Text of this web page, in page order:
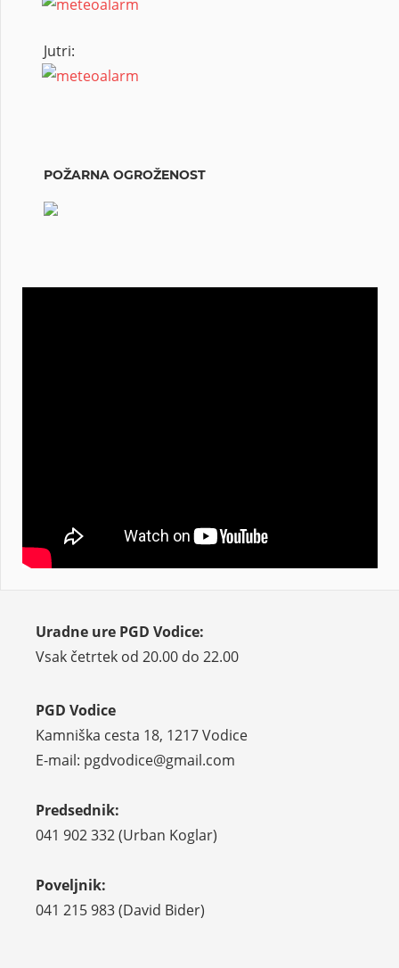
Jutri:
POŽARNA OGROŽENOST
Uradne ure PGD Vodice:
Vsak četrtek od 20.00 do 22.00
PGD Vodice
Kamniška cesta 18, 1217 Vodice
E-mail: pgdvodice@gmail.com
Predsednik:
041 902 332 (Urban Koglar)
Poveljnik:
041 215 983 (David Bider)